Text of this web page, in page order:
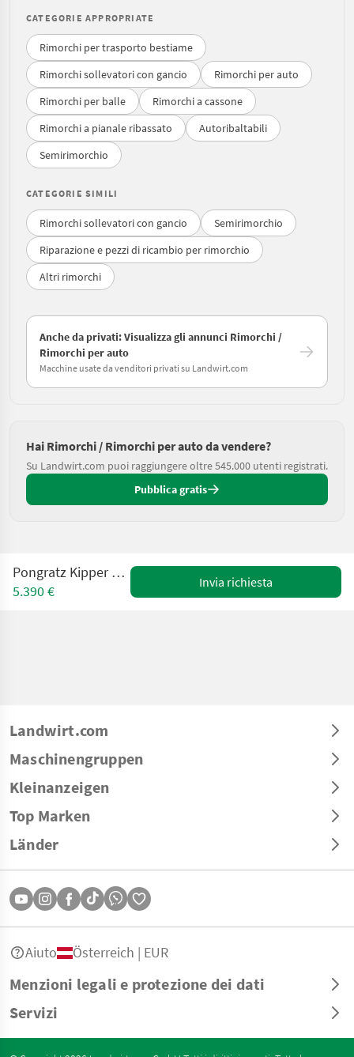
CATEGORIE APPROPRIATE
Rimorchi per trasporto bestiame
Rimorchi sollevatori con gancio
Rimorchi per auto
Rimorchi per balle
Rimorchi a cassone
Rimorchi a pianale ribassato
Autoribaltabili
Semirimorchio
CATEGORIE SIMILI
Rimorchi sollevatori con gancio
Semirimorchio
Riparazione e pezzi di ricambio per rimorchio
Altri rimorchi
Anche da privati: Visualizza gli annunci Rimorchi /
Rimorchi per auto
Macchine usate da venditori privati su Landwirt.com
Hai Rimorchi / Rimorchi per auto da vendere?
Su Landwirt.com puoi raggiungere oltre 545.000 utenti registrati.
Pubblica gratis
Pongratz Kipper RK2500/15G-AL
5.390 €
Invia richiesta
Landwirt.com
Maschinengruppen
Kleinanzeigen
Top Marken
Länder
Menzioni legali e protezione dei dati
Servizi
Aiuto Österreich | EUR